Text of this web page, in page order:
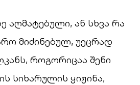
აღმატებული, ან სხვა რა
მიძინებულ, უეცრად
როგორიცაა შენი
სიხარულის ყიჟინა,